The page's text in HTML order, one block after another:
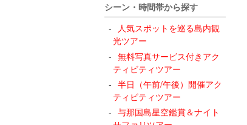
シーン・時間帯から探す
人気スポットを巡る島内観
光ツアー
無料写真サービス付きアク
ティビティツアー
半日（午前/午後）開催アク
ティビティツアー
与那国島星空鑑賞＆ナイト